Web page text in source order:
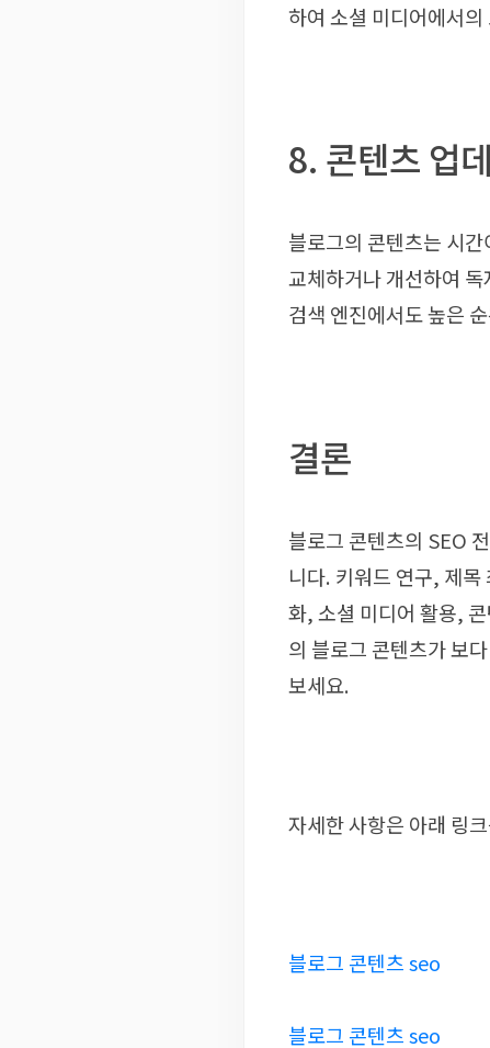
하여 소셜 미디어에서
8. 콘텐츠 업
블로그의 콘텐츠는 시
교체하거나 개선하여
검색 엔진에서도 높은
결론
블로그 콘텐츠의 SEO
니다. 키워드 연구, 제
화, 소셜 미디어 활용,
의 블로그 콘텐츠가 보
보세요.
자세한 사항은 아래 링
블로그 콘텐츠 seo
블로그 콘텐츠 seo